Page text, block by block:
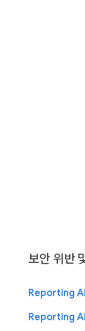
보안 위반
Reporting
Reporting